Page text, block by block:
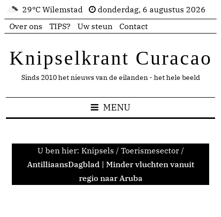
29°C Wilemstad
donderdag, 6 augustus 2026
Over ons
TIPS? Uw steun Contact
Knipselkrant Curacao
Sinds 2010 het nieuws van de eilanden - het hele beeld
MENU
U ben hier: Knipsels / Toerismesector /
AntilliaansDagblad | Minder vluchten vanuit
regio naar Aruba